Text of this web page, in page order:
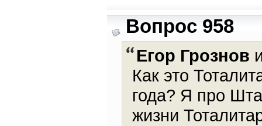
Вопрос 958
Егор Грознов
Как это
года? Я про
жизни